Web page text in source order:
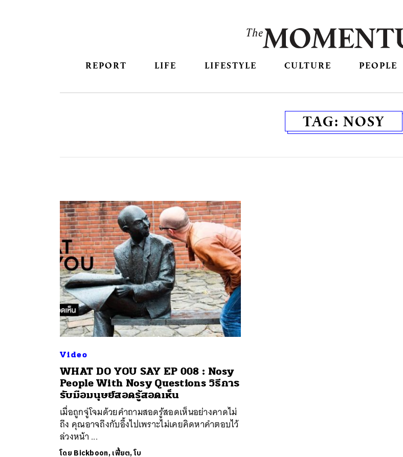
REPORT LIFE LIFESTYLE CULTURE PEOPLE
TAG: NOSY
Video
WHAT DO YOU SAY EP 008 : Nosy
People With Nosy Questions วิธีการ
รับมือมนุษย์สอดรู้สอดเห็น
เมื่อถูกจู่โจมด้วยคำถามสอดรู้สอดเห็นอย่างคาดไม่
ถึง คุณอาจถึงกับอึ้งไปเพราะไม่เคยคิดหาคำตอบไว้
ล่วงหน้า ...
โดย Bickboon, เฟี้ยต, โบ
ค้นหา